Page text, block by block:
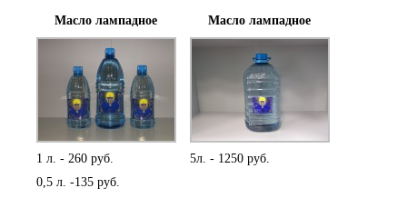
Масло лампадное
1 л. - 260 руб.
0,5 л. -135 руб.
Масло лампадное
5л. - 1250 руб.